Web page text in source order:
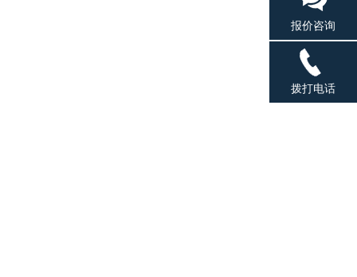
报价咨询
拨打电话